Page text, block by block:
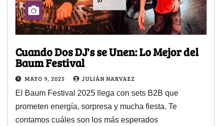
Cuando Dos DJ's se Unen: Lo Mejor del
Baum Festival
MAYO 9, 2025 JULIÁN NARVAEZ
El Baum Festival 2025 llega con sets B2B que
prometen energía, sorpresa y mucha fiesta. Te
contamos cuáles son los más esperados